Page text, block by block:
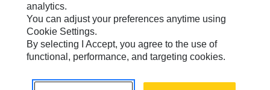
Légales
Confidentialité
North America - French© 2026 Caterpillar. Tous droits réservés.
analytics.
You can adjust your preferences anytime using
Cookie Settings.
By selecting I Accept, you agree to the use of
functional, performance, and targeting cookies.